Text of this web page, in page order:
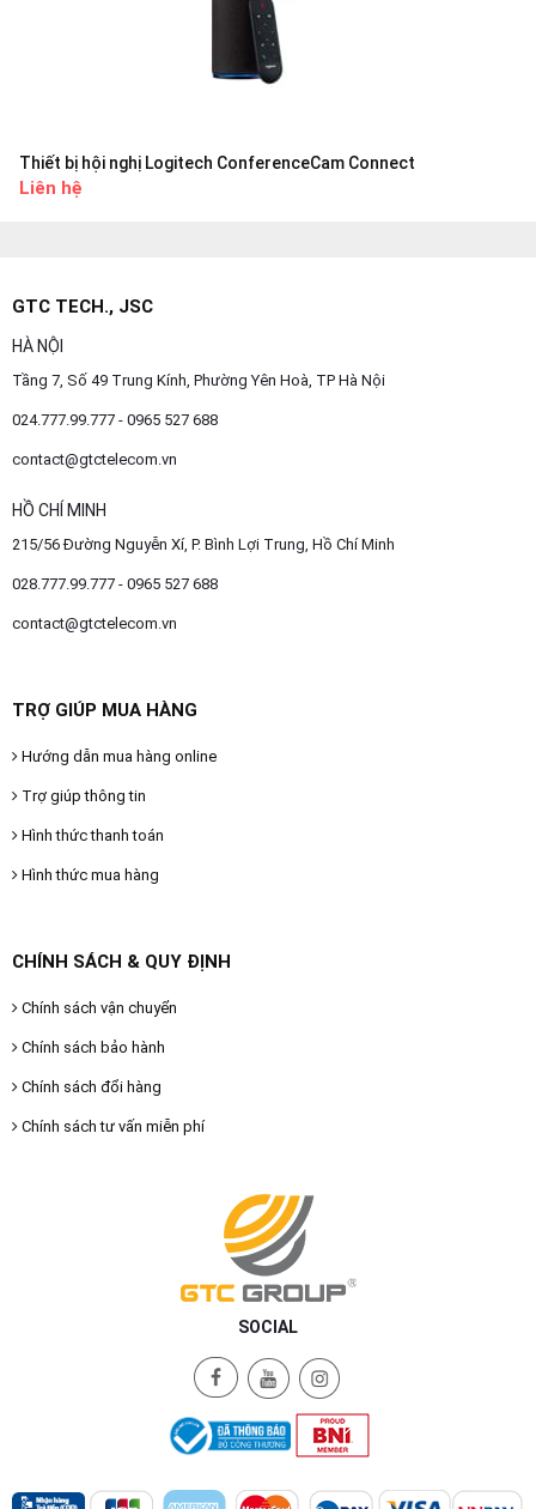
Thiết bị hội nghị Logitech ConferenceCam Connect
Liên hệ
GTC TECH., JSC
HÀ NỘI
Tầng 7, Số 49 Trung Kính, Phường Yên Hoà, TP Hà Nội
024.777.99.777 - 0965 527 688
contact@gtctelecom.vn
HỒ CHÍ MINH
215/56 Đường Nguyễn Xí, P. Bình Lợi Trung, Hồ Chí Minh
028.777.99.777 - 0965 527 688
contact@gtctelecom.vn
TRỢ GIÚP MUA HÀNG
Hướng dẫn mua hàng online
Trợ giúp thông tin
Hình thức thanh toán
Hình thức mua hàng
CHÍNH SÁCH & QUY ĐỊNH
Chính sách vận chuyển
Chính sách bảo hành
Chính sách đổi hàng
Chính sách tư vấn miễn phí
SOCIAL